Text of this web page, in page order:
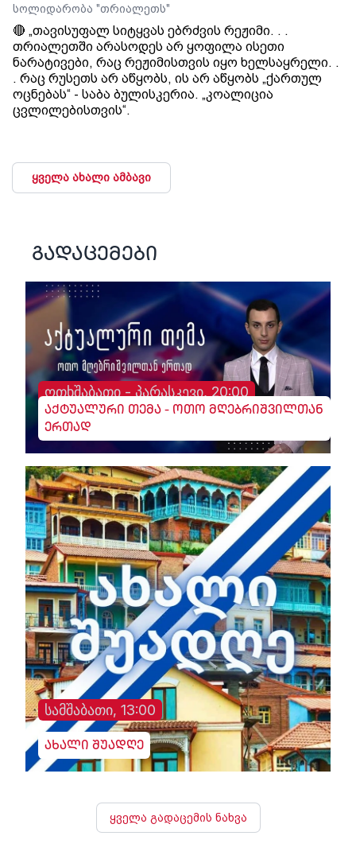
სოლიდარობა "თრიალეთს"
🔴 „თავისუფალ სიტყვას ებრძვის რეჟიმი. . .
თრიალეთში არასოდეს არ ყოფილა ისეთი
ნარატივები, რაც რეჟიმისთვის იყო ხელსაყრელი. .
. რაც რუსეთს არ აწყობს, ის არ აწყობს „ქართულ
ოცნებას“ - საბა ბულისკერია. „კოალიცია
ცვლილებისთვის“.
ყველა ახალი ამბავი
გადაცემები
ოთხშაბათი - პარასკევი, 20:00
აქტუალური თემა - ოთო მღებრიშვილთან
ერთად
სამშაბათი, 13:00
ახალი შუადღე
ყველა გადაცემის ნახვა